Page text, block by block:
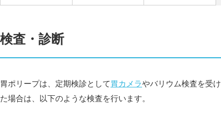
検査・診断
胃ポリープは、定期検診として胃カメラやバリウム検査を受
た場合は、以下のような検査を行います。